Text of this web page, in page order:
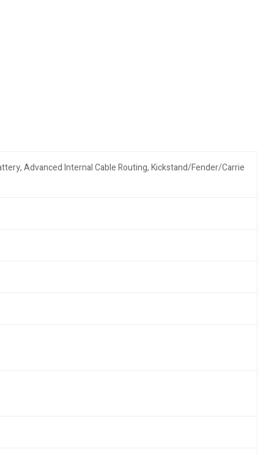
Advanced Internal Cable Routing, Kickstand/Fender/Carrie